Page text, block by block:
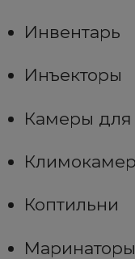
Инвентарь
Инъекторы
Камеры
Коптильни
Маринаторы